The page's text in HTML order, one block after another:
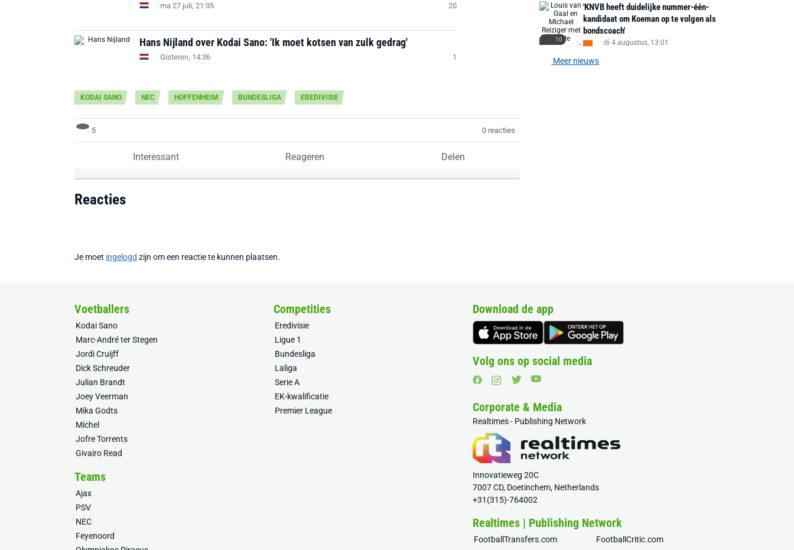
ma 27 juli, 21:35 20
Hans Nijland over Kodai Sano: 'Ik moet kotsen van zulk gedrag'
Gisteren, 14:36 1
KODAI SANO NEC HOFFENHEIM BUNDESLIGA EREDIVISIE
5 0 reacties
Interessant Reageren Delen
Reacties
Je moet ingelogd zijn om een reactie te kunnen plaatsen.
10
'KNVB heeft duidelijke nummer-één-
kandidaat om Koeman op te volgen als
bondscoach'
di 4 augustus, 13:01
Meer nieuws
Voetballers
Kodai Sano
Marc-André ter Stegen
Jordi Cruijff
Dick Schreuder
Julian Brandt
Joey Veerman
Mika Godts
Míchel
Jofre Torrents
Givairo Read
Competities
Eredivisie
Ligue 1
Bundesliga
Laliga
Serie A
EK-kwalificatie
Premier League
Teams
Ajax
PSV
NEC
Feyenoord
Download de app
Volg ons op social media
Corporate & Media
Realtimes - Publishing Network
Innovatieweg 20C
7007 CD, Doetinchem, Netherlands
+31(315)-764002
Realtimes | Publishing Network
FootballTransfers.com
FootballCritic.com